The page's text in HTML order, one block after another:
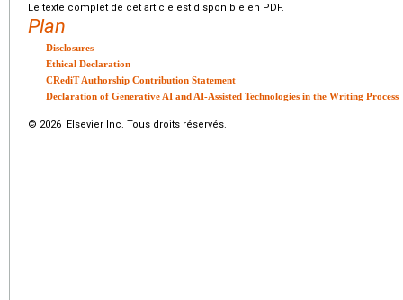
Le texte complet de cet article est disponible en PDF.
Plan
Disclosures
Ethical Declaration
CRediT Authorship Contribution Statement
Declaration of Generative AI and AI-Assisted Technologies in the Writing Process
© 2026 Elsevier Inc. Tous droits réservés.